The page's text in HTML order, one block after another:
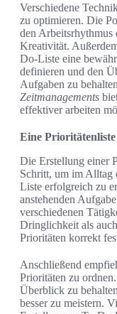
Verschiedene
zu optimieren. Die
den Arbeitsrhythmus
Kreativität.
Do-Liste eine
definieren und den
Aufgaben zu
Zeitmanagements
effektiver arbeiten
Eine Prioritätenliste
Die Erstellung einer
Schritt, um im Alltag
Liste erfolgreich zu
anstehenden
verschiedenen
Dringlichkeit als
Prioritäten korrekt
Anschließend
Prioritäten zu
Überblick zu
besser zu meistern.